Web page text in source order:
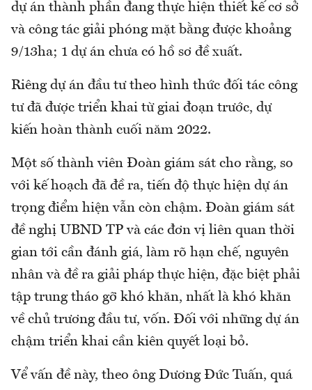
dự án thành phần đang thực hiện thiết kế cơ sở
và công tác giải phóng mặt bằng được khoảng
9/13ha; 1 dự án chưa có hồ sơ đề xuất.
Riêng dự án đầu tư theo hình thức đối tác công
tư đã được triển khai từ giai đoạn trước, dự
kiến hoàn thành cuối năm 2022.
Một số thành viên Đoàn giám sát cho rằng, so
với kế hoạch đã đề ra, tiến độ thực hiện dự án
trọng điểm hiện vẫn còn chậm. Đoàn giám sát
đề nghị UBND TP và các đơn vị liên quan thời
gian tới cần đánh giá, làm rõ hạn chế, nguyên
nhân và đề ra giải pháp thực hiện, đặc biệt phải
tập trung tháo gỡ khó khăn, nhất là khó khăn
về chủ trương đầu tư, vốn. Đối với những dự án
chậm triển khai cần kiên quyết loại bỏ.
Vể vấn đề này, theo ông Dương Đức Tuấn, quá